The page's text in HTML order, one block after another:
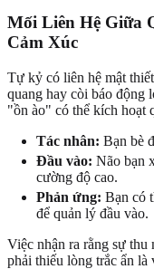
Mối Liên Hệ Giữa
Cảm Xúc
Tự kỷ có liên hệ mật
quang hay còi báo động
"ồn ào" có thể kích hoạt
Tác nhân: Bạn bè
Đầu vào: Não bạn
cường độ cao.
Phản ứng: Bạn có
để quản lý đầu vào.
Việc nhận ra rằng sự
phải thiếu lòng trắc ẩn là